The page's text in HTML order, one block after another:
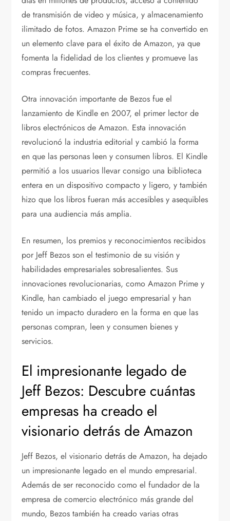
de transmisión de video y música, y almacenamiento
ilimitado de fotos. Amazon Prime se ha convertido en
un elemento clave para el éxito de Amazon, ya que
fomenta la fidelidad de los clientes y promueve las
compras frecuentes.
Otra innovación importante de Bezos fue el
lanzamiento de Kindle en 2007, el primer lector de
libros electrónicos de Amazon. Esta innovación
revolucionó la industria editorial y cambió la forma
en que las personas leen y consumen libros. El Kindle
permitió a los usuarios llevar consigo una biblioteca
entera en un dispositivo compacto y ligero, y también
hizo que los libros fueran más accesibles y asequibles
para una audiencia más amplia.
En resumen, los premios y reconocimientos recibidos
por Jeff Bezos son el testimonio de su visión y
habilidades empresariales sobresalientes. Sus
innovaciones revolucionarias, como Amazon Prime y
Kindle, han cambiado el juego empresarial y han
tenido un impacto duradero en la forma en que las
personas compran, leen y consumen bienes y
servicios.
El impresionante legado de
Jeff Bezos: Descubre cuántas
empresas ha creado el
visionario detrás de Amazon
Jeff Bezos, el visionario detrás de Amazon, ha dejado
un impresionante legado en el mundo empresarial.
Además de ser reconocido como el fundador de la
empresa de comercio electrónico más grande del
mundo, Bezos también ha creado varias otras